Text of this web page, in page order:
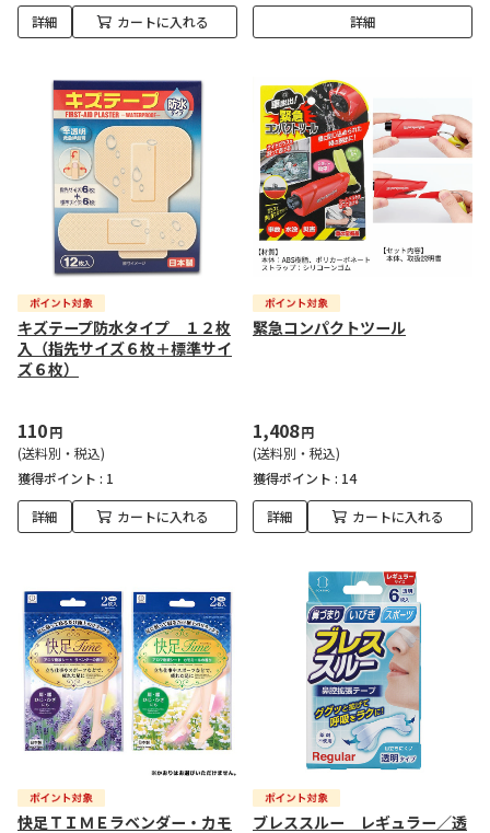
詳細 カートに入れる 詳細
キズテープ防水タイプ １２枚
入（指先サイズ６枚＋標準サイ
ズ６枚）
110円
(送料別・税込)
獲得ポイント : 1
詳細 カートに入れる
緊急コンパクトツール
1,408円
(送料別・税込)
獲得ポイント : 14
詳細 カートに入れる
快足ＴＩＭＥラベンダー・カモ
ブレススルー レギュラー／透